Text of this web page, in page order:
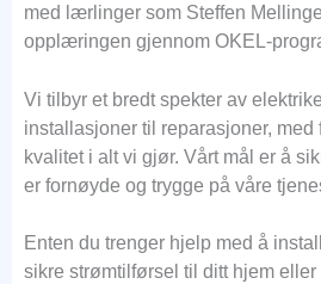
med lærlinger som Steffen
opplæringen gjennom OKEL-
Vi tilbyr et bredt spekter av
installasjoner til reparasjoner, med
kvalitet i alt vi gjør. Vårt mål er å
er fornøyde og trygge på våre
Enten du trenger hjelp med å
sikre strømtilførsel til ditt hjem